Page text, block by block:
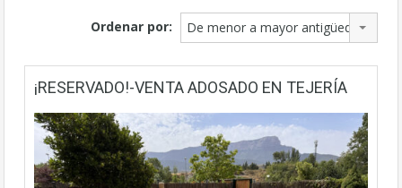
Ordenar por: De menor a mayor antigüedad
¡RESERVADO!-VENTA ADOSADO EN TEJERÍA